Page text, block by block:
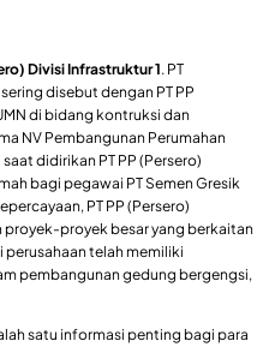
Divisi Infrastruktur 1. PT
disebut dengan PT PP
di bidang kontruksi dan
NV Pembangunan Perumahan
didirikan PT PP (Persero)
bagi pegawai PT Semen Gresik
PT PP (Persero)
proyek besar yang berkaitan
telah memiliki
pembangunan gedung bergengsi,
satu informasi penting bagi para